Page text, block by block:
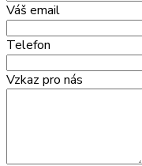
Váš email
Telefon
Vzkaz pro nás